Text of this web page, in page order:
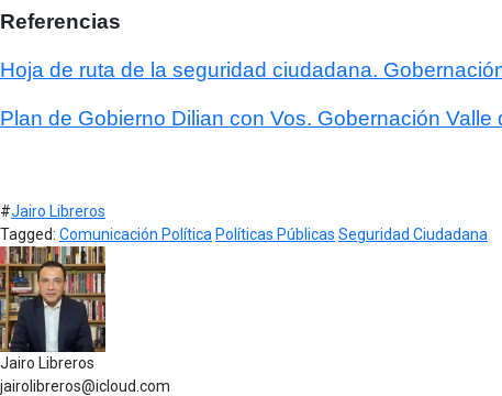
Referencias
Hoja de ruta de la seguridad ciudadana.
Plan de Gobierno Dilian con Vos. Gobernación
#Jairo Libreros
Tagged: Comunicación Política Políticas Públicas Seguridad Ciudadana
Jairo Libreros
jairolibreros@icloud.com